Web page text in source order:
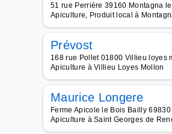
51 rue Perrière 39160 Montagna
Apiculture, Produit local à
Prévost
168 rue Pollet 01800 Villieu loyes
Apiculture à Villieu Loyes Mollon
Maurice Longere
Ferme Apicole le Bois Bailly
Apiculture à Saint Georges de